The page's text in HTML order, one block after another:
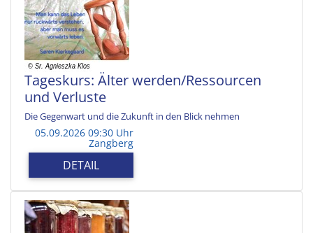
Tageskurs: Älter werden/Ressourcen
und Verluste
Die Gegenwart und die Zukunft in den Blick nehmen
05.09.2026 09:30 Uhr
Zangberg
DETAIL